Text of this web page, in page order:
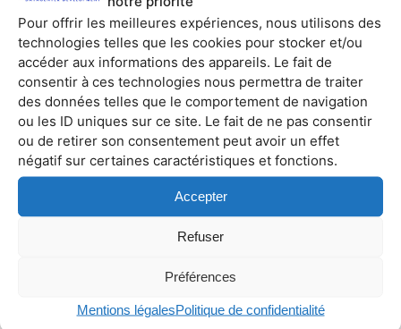
Pour offrir les meilleures expériences, nous utilisons des
technologies telles que les cookies pour stocker et/ou
accéder aux informations des appareils. Le fait de
consentir à ces technologies nous permettra de traiter
des données telles que le comportement de navigation
ou les ID uniques sur ce site. Le fait de ne pas consentir
ou de retirer son consentement peut avoir un effet
négatif sur certaines caractéristiques et fonctions.
Accepter
Refuser
Préférences
Mentions légalesPolitique de confidentialité
type
Création d’un post type
https://youtu.be/Oc4owBsCSok?t=586
Créer un CPT nu (Label + slug)
Création de la taxonomie (catégory)
https://youtu.be/Oc4owBsCSok?t=981